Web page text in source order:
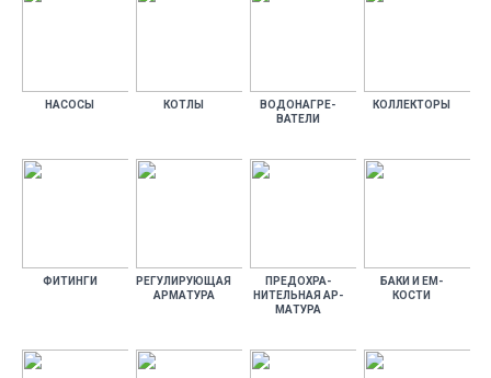
НА­СОСЫ КОТ­ЛЫ
ВО­ДОНАГ­РЕ­
ВАТЕ­ЛИ
КОЛ­ЛЕКТО­РЫ
ФИ­ТИН­ГИ
РЕ­ГУЛИ­РУ­ЮЩАЯ
АР­МА­ТУРА
ПРЕ­ДОХ­РА­
НИТЕЛЬ­НАЯ АР­
МА­ТУРА
БА­КИ И ЕМ­
КОСТИ